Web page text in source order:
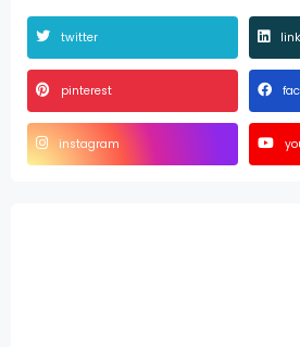
twitter
pinterest
instagram